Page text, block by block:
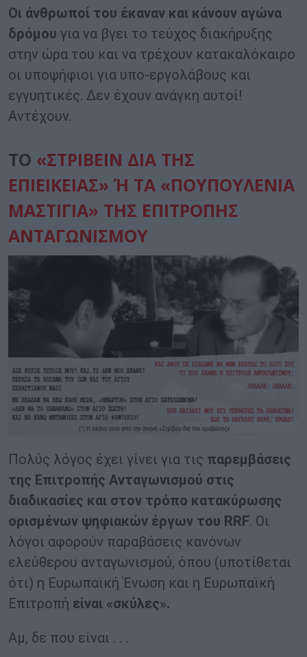
Οι άνθρωποί του έκαναν και κάνουν αγώνα
δρόμου για να βγει το τεύχος διακήρυξης
στην ώρα του και να τρέχουν κατακαλόκαιρο
οι υποψήφιοι για υπο-εργολάβους και
εγγυητικές. Δεν έχουν ανάγκη αυτοί!
Αντέχουν.
TO «ΣΤΡΙΒΕΙΝ ΔΙΑ ΤΗΣ
ΕΠΙΕΙΚΕΙΑΣ» Ή ΤΑ «ΠΟΥΠΟΥΛΕΝΙΑ
ΜΑΣΤΙΓΙΑ» ΤΗΣ ΕΠΙΤΡΟΠΗΣ
ΑΝΤΑΓΩΝΙΣΜΟΥ
Πολύς λόγος έχει γίνει για τις παρεμβάσεις
της Επιτροπής Ανταγωνισμού στις
διαδικασίες και στον τρόπο κατακύρωσης
ορισμένων ψηφιακών έργων του RRF. Οι
λόγοι αφορούν παραβάσεις κανόνων
ελεύθερου ανταγωνισμού, όπου (υποτίθεται
ότι) η Ευρωπαϊκή Ένωση και η Ευρωπαϊκή
Επιτροπή είναι «σκύλες».
Αμ, δε που είναι . . .